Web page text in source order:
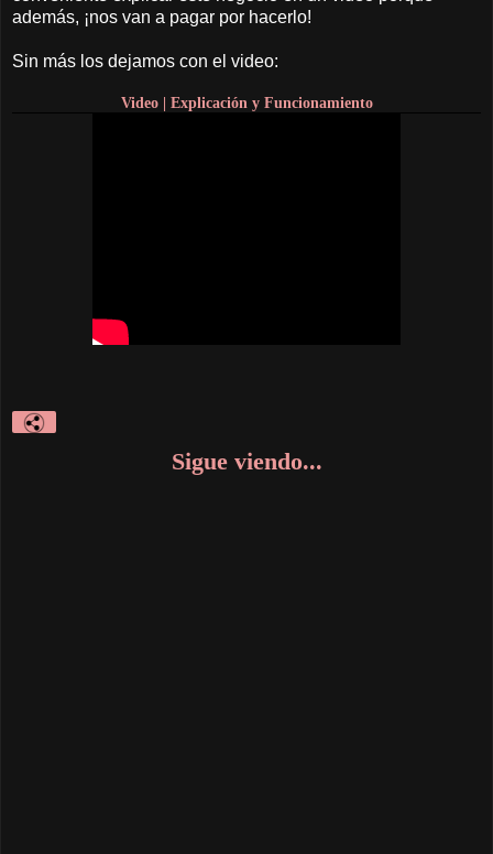
además, ¡nos van a pagar por hacerlo!
Sin más los dejamos con el video:
Video | Explicación y Funcionamiento
Sigue viendo...